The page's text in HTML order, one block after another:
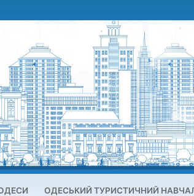
ОДЕСЬКИЙ ТУРИСТИЧНИЙ